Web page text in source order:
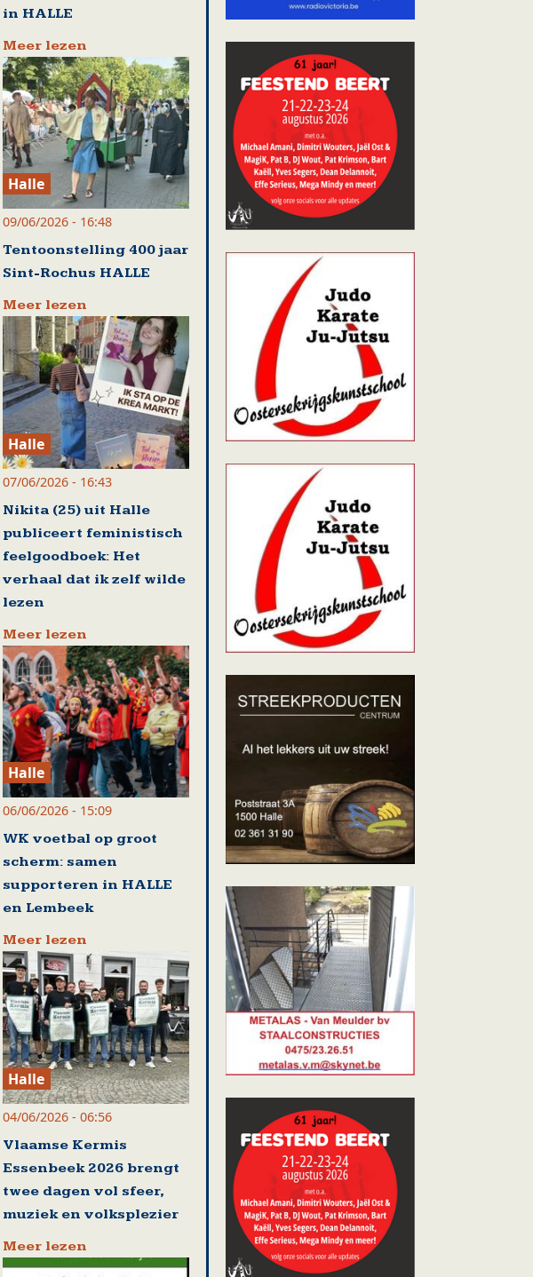
in HALLE
Meer lezen
Halle
09/06/2026 - 16:48
Tentoonstelling 400 jaar
Sint-Rochus HALLE
Meer lezen
Halle
07/06/2026 - 16:43
Nikita (25) uit Halle
publiceert feministisch
feelgoodboek: Het
verhaal dat ik zelf wilde
lezen
Meer lezen
Halle
06/06/2026 - 15:09
WK voetbal op groot
scherm: samen
supporteren in HALLE
en Lembeek
Meer lezen
Halle
04/06/2026 - 06:56
Vlaamse Kermis
Essenbeek 2026 brengt
twee dagen vol sfeer,
muziek en volksplezier
Meer lezen